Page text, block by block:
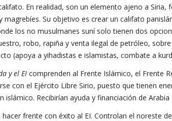
En realidad, son un elemento ajeno a Siria,
Su objetivo es crear un califato
los no musulmanes suní solo tienen dos
robo, rapiña y venta ilegal de petróleo,
(apoya a yihadistas e islamistas, combate a
y el EI comprenden al Frente Islámico, el Frente
con el Ejército Libre Sirio, puesto que tienen
Recibirían ayuda y financiación de Arabia
hacer frente con éxito al EI. Controlan el noreste